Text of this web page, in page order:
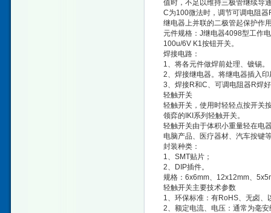
值时，不足以维持三极管继续导
C为100微法时，调节可调电阻
继电器上并联的二极管起保护作
元件规格：J继电器4098型工作
100u/6V K1按钮开关。
焊接电路：
1、将各元件做焊前处理、镀锡。
2、焊接继电器。将继电器插入
3、焊接R和C、可调电阻器R焊
轻触开关
轻触开关，使用时轻轻点按开关
领弈的IKI系列轻触开关。
轻触开关由于体积小重量轻在电
电脑产品、医疗器材、汽车按键
封装种类：
1、SMT贴片；
2、DIP插件。
规格：6x6mm、12x12mm、
轻触开关主要技术参数
1、环保标准：有RoHS、无卤、
2、额定电流、电压：通常为毫